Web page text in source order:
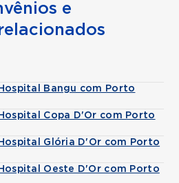
e
Bangu com Porto
Copa D'Or com Porto
Glória D'Or com Porto
Oeste D'Or com Porto